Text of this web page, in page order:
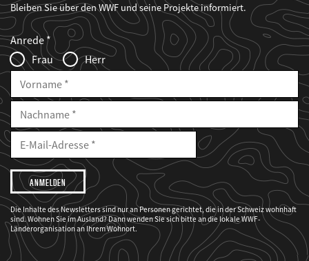
Bleiben Sie über den WWF und seine Projekte informiert.
Web2Case
Infofelder
Fieldset
anrede_name
Anrede
Frau
Herr
Vorname
Nachname
E-
Mailadresse
E-
Adresse
Ich
möchte,
dass
der
WWF
mich
über
seine
Projekte
informiert.
Die Inhalte des Newsletters sind nur an Personen gerichtet, die in der Schweiz wohnhaft
sind. Wohnen Sie im Ausland? Dann wenden Sie sich bitte an die lokale WWF-
Länderorganisation an Ihrem Wohnort.